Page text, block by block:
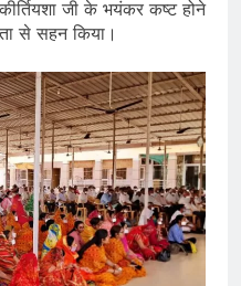
जी के भयंकर कष्ट होने
से सहन किया।